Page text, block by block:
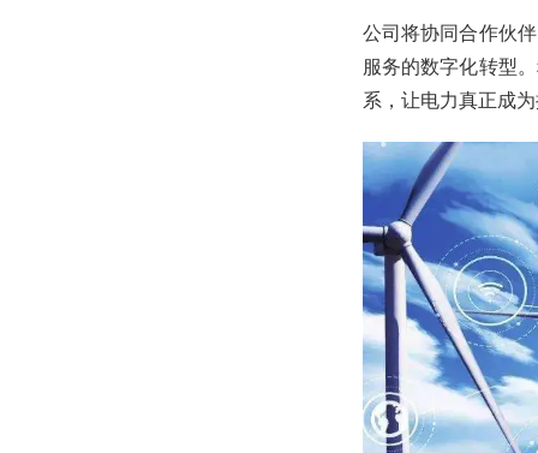
公司将协同合作伙
服务的数字化转型
系，让电力真正成